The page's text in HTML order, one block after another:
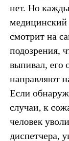
нет. Но
медицинский
смотрит на
подозрения,
выпивал, его
направляют
Если
случаи, к
человек
диспетчера,